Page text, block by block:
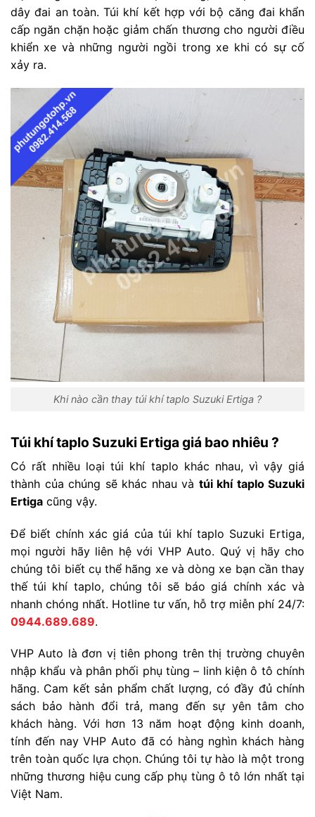
dây đai an toàn. Túi khí kết hợp với bộ căng đai khẩn
cấp ngăn chặn hoặc giảm chấn thương cho người điều
khiển xe và những người ngồi trong xe khi có sự cố
xảy ra.
Khi nào cần thay túi khí taplo Suzuki Ertiga ?
Túi khí taplo Suzuki Ertiga giá bao nhiêu ?
Có rất nhiều loại túi khí taplo khác nhau, vì vậy giá
thành của chúng sẽ khác nhau và túi khí taplo Suzuki
Ertiga cũng vậy.
Để biết chính xác giá của túi khí taplo Suzuki Ertiga,
mọi người hãy liên hệ với VHP Auto. Quý vị hãy cho
chúng tôi biết cụ thể hãng xe và dòng xe bạn cần thay
thế túi khí taplo, chúng tôi sẽ báo giá chính xác và
nhanh chóng nhất. Hotline tư vấn, hỗ trợ miễn phí 24/7:
0944.689.689.
VHP Auto là đơn vị tiên phong trên thị trường chuyên
nhập khẩu và phân phối phụ tùng – linh kiện ô tô chính
hãng. Cam kết sản phẩm chất lượng, có đầy đủ chính
sách bảo hành đổi trả, mang đến sự yên tâm cho
khách hàng. Với hơn 13 năm hoạt động kinh doanh,
tính đến nay VHP Auto đã có hàng nghìn khách hàng
trên toàn quốc lựa chọn. Chúng tôi tự hào là một trong
những thương hiệu cung cấp phụ tùng ô tô lớn nhất tại
Việt Nam.